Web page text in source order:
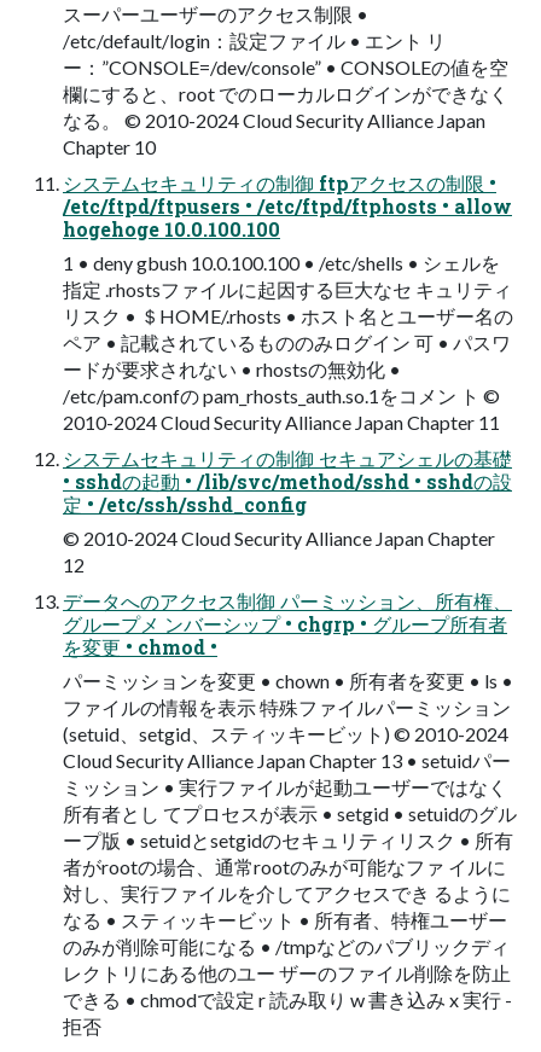
スーパーユーザーのアクセス制限 •
/etc/default/login：設定ファイル • エント リ
ー：”CONSOLE=/dev/console” • CONSOLEの値を空
欄にすると、root でのローカルログインができなく
なる。 © 2010-2024 Cloud Security Alliance Japan
Chapter 10
システムセキュリティの制御 ftpアクセスの制限 •
/etc/ftpd/ftpusers • /etc/ftpd/ftphosts • allow
hogehoge 10.0.100.100
1 • deny gbush 10.0.100.100 • /etc/shells • シェルを
指定 .rhostsファイルに起因する巨大なセ キュリティ
リスク • ＄HOME/.rhosts • ホスト名とユーザー名の
ペア • 記載されているもののみログイン 可 • パスワ
ードが要求されない • rhostsの無効化 •
/etc/pam.confの pam_rhosts_auth.so.1をコメン ト ©
2010-2024 Cloud Security Alliance Japan Chapter 11
システムセキュリティの制御 セキュアシェルの基礎
• sshdの起動 • /lib/svc/method/sshd • sshdの設
定 • /etc/ssh/sshd_config
© 2010-2024 Cloud Security Alliance Japan Chapter
12
データへのアクセス制御 パーミッション、所有権、
グループメ ンバーシップ • chgrp • グループ所有者
を変更 • chmod •
パーミッションを変更 • chown • 所有者を変更 • ls •
ファイルの情報を表示 特殊ファイルパーミッション
(setuid、setgid、スティッキービット) © 2010-2024
Cloud Security Alliance Japan Chapter 13 • setuidパー
ミッション • 実行ファイルが起動ユーザーではなく
所有者とし てプロセスが表示 • setgid • setuidのグル
ープ版 • setuidとsetgidのセキュリティリスク • 所有
者がrootの場合、通常rootのみが可能なファ イルに
対し、実行ファイルを介してアクセスでき るように
なる • スティッキービット • 所有者、特権ユーザー
のみが削除可能になる • /tmpなどのパブリックディ
レクトリにある他のユー ザーのファイル削除を防止
できる • chmodで設定 r 読み取り w 書き込み x 実行 -
拒否